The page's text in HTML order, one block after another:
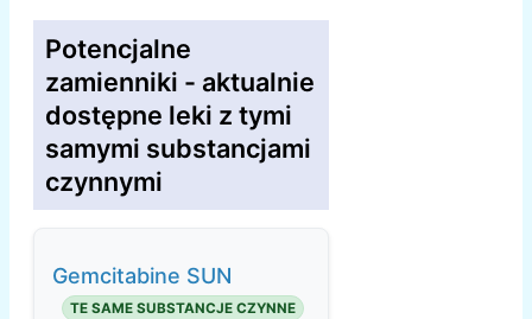
Potencjalne
zamienniki - aktualnie
dostępne leki z tymi
samymi substancjami
czynnymi
Gemcitabine SUN
TE SAME SUBSTANCJE CZYNNE